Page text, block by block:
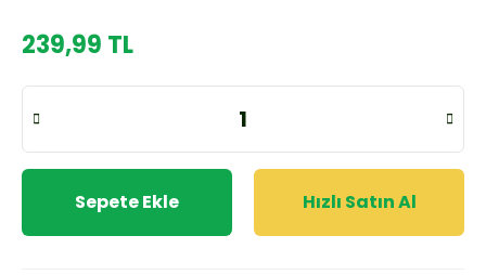
239,99 TL
Sepete Ekle Hızlı Satın Al